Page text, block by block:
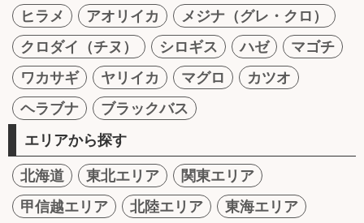
ヒラメ
アオリイカ
メジナ（グレ・クロ）
クロダイ（チヌ）
シロギス ハゼ
マゴチ
ワカサギ
ヤリイカ マグロ
カツオ
ヘラブナ
ブラックバス
エリアから探す
北海道 東北エリア
関東エリア
甲信越エリア
北陸エリア
東海エリア